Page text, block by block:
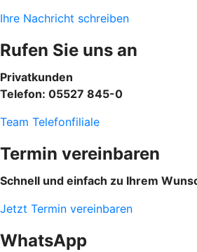
Ihre Nachricht schreiben
Rufen Sie uns an
Privatkunden
Telefon: 05527 845-0
Team Telefonfiliale
Termin vereinbaren
Schnell und einfach zu Ihrem
Jetzt Termin vereinbaren
WhatsApp